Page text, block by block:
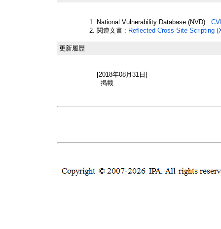
National Vulnerability Database (NVD) :
関連文書 : Reflected Cross-Site Scripting
更新履歴
[2018年08月31日]
掲載